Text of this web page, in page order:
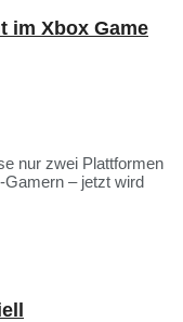
im Xbox Game
nur zwei Plattformen
Gamern – jetzt wird